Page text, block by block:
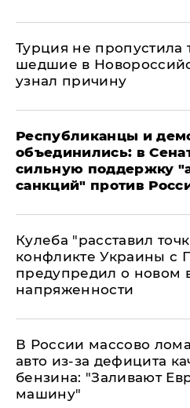
Турция не пропустила
шедшие в
узнал причину
Республиканцы и
объединились: в
сильную поддержку
санкций" против
Кулеба "расставил
конфликте Украины с
предупредил о новом
напряженности
В России массово
авто из-за дефицита
бензина: "Заливают
машину"